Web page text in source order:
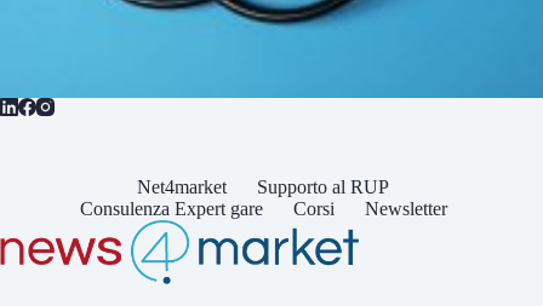
Net4market
Supporto al RUP
Consulenza Expert gare
Corsi Newsletter